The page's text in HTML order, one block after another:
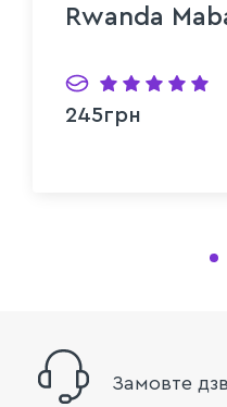
Rwanda
245грн
Замовте